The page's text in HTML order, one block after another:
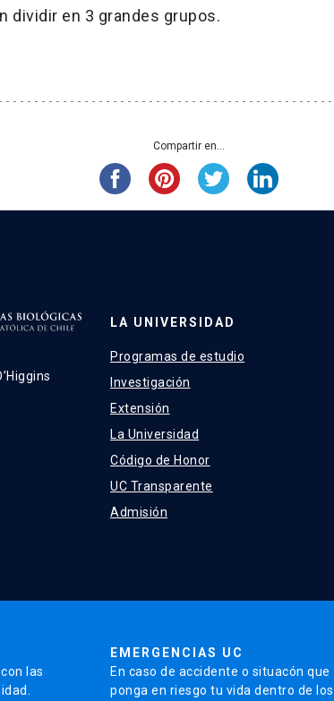
dividir en 3 grandes grupos.
Compartir en...
LA UNIVERSIDAD
Programas de estudio
Investigación
Extensión
La Universidad
Código de Honor
UC Transparente
Admisión
las
EMERGENCIAS UC
En caso de accidente o situacón que
ponga en riesgo tu vida dentro de los